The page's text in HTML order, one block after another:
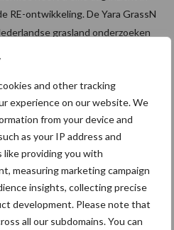
and other tracking
experience on our website. We
from your device and
as your IP address and
like providing you with
measuring marketing campaign
insights, collecting precise
development. Please note that
all our subdomains. You can
RE-ontwikkeling. De Yara GrassN
grasland onderzoeken
model dat de melkveehouder
beslissingen rondom
app 2.0
jou!
partner Yara
mais wordt veel